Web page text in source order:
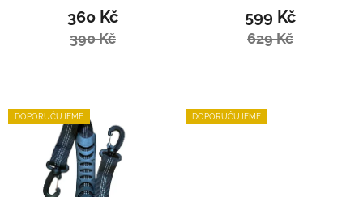
360 Kč
390 Kč
599 Kč
629 Kč
DOPORUČUJEME DOPORUČUJEME